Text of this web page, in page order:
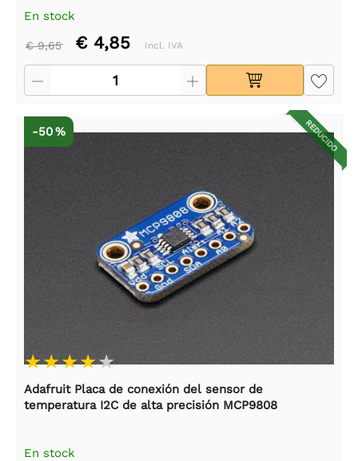
En stock
€ 9,65 € 4,85 Incl. IVA
REDUCIDO
-50 %
Adafruit Placa de conexión del sensor de
temperatura I2C de alta precisión MCP9808
En stock